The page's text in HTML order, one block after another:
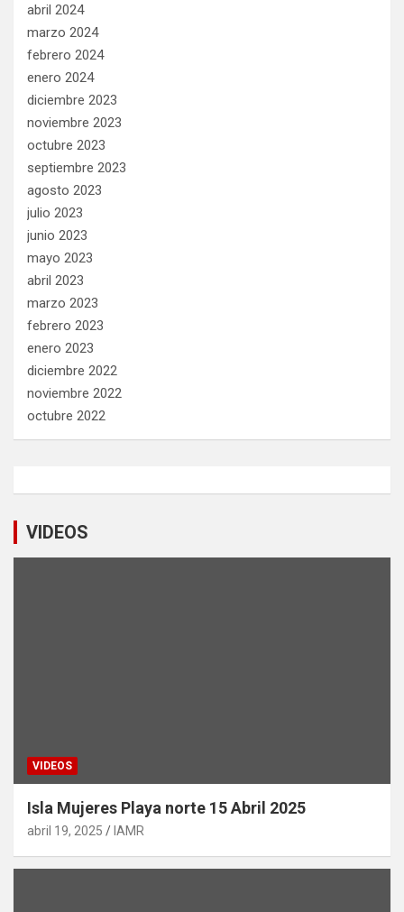
abril 2024
marzo 2024
febrero 2024
enero 2024
diciembre 2023
noviembre 2023
octubre 2023
septiembre 2023
agosto 2023
julio 2023
junio 2023
mayo 2023
abril 2023
marzo 2023
febrero 2023
enero 2023
diciembre 2022
noviembre 2022
octubre 2022
VIDEOS
VIDEOS
Isla Mujeres Playa norte 15 Abril 2025
abril 19, 2025 IAMR